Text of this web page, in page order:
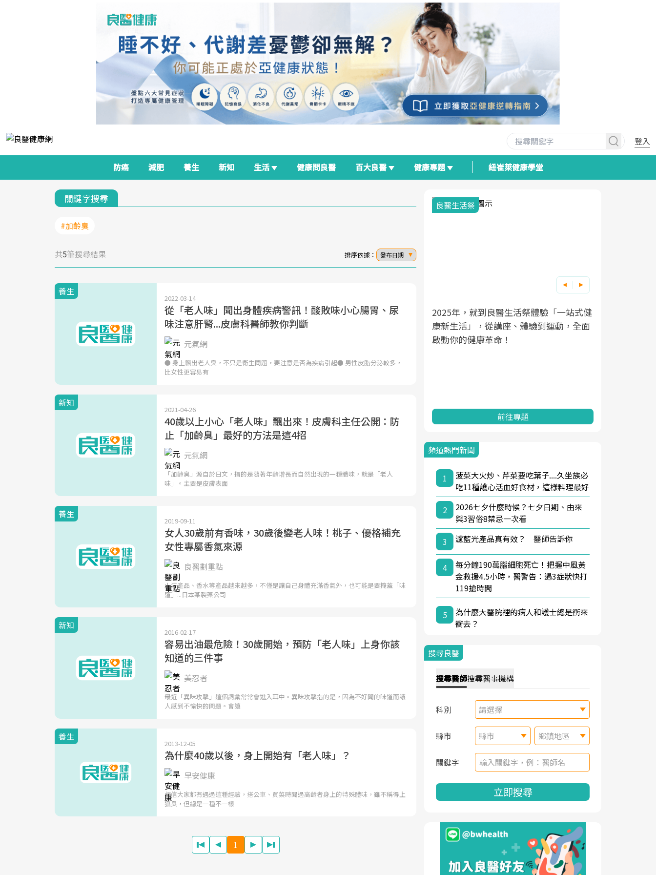
登入
防癌 減肥 養生 新知 生活 健康問良醫 百大良醫 健康專題 紐崔萊健康學堂
關鍵字搜尋
#加齡臭
共5筆搜尋結果 排序依據： 發布日期
養生
2022-03-14
從「老人味」聞出身體疾病警訊！酸敗味小心腸胃、尿
味注意肝腎...皮膚科醫師教你判斷
元氣網
● 身上飄出老人臭，不只是衛生問題，要注意是否為疾病引起● 男性皮脂分泌較多，
比女性更容易有
新知
2021-04-26
40歲以上小心「老人味」飄出來！皮膚科主任公開：防
止「加齡臭」最好的方法是這4招
元氣網
「加齡臭」源自於日文，指的是隨著年齡增長而自然出現的一種體味，就是「老人
味」。主要是皮膚表面
養生
2019-09-11
女人30歲前有香味，30歲後變老人味！桃子、優格補充
女性專屬香氣來源
良醫劃重點
止汗產品、香水等產品越來越多，不僅是讓自己身體充滿香氣外，也可能是要掩蓋「味
道」...日本某製藥公司
新知
2016-02-17
容易出油最危險！30歲開始，預防「老人味」上身你該
知道的三件事
美忍者
最近「異味攻擊」這個詞彙常常會進入耳中。異味攻擊指的是，因為不好聞的味道而讓
人感到不愉快的問題。會讓
養生
2013-12-05
為什麼40歲以後，身上開始有「老人味」？
早安健康
相信大家都有遇過這種經驗，搭公車、買菜時聞過高齡者身上的特殊體味，雖不稱得上
狐臭，但總是一種不一樣
1
面對超高齡社會的浪潮，台灣正在快速邁
向「健康照護」的新時代。隨著國家政策
心議題。然而，健檢不只是醫療院所的服
前往專題
良醫生活祭
2025年，就到良醫生活祭體驗「一站式健
康新生活」，從講座、體驗到運動，全面
前往專題
我與健康韌性的距離
良醫健康網從「換季的身體變化」出發，
透過醫學觀點與日常感受的對話，建立對
亞健康的認知，進而引導實際的改善行
前往專題
頻道熱門新聞
1
菠菜大火炒、芹菜要吃葉子....久坐族必
吃11種護心活血好食材，這樣料理最好
2
2026七夕什麼時候？七夕日期、由來
與3習俗8禁忌一次看
3
濾藍光產品真有效？ 醫師告訴你
4
每分鐘190萬腦細胞死亡！把握中風黃
金救援4.5小時，醫警告：遇3症狀快打
119搶時間
5
為什麼大醫院裡的病人和護士總是衝來
衝去？
搜尋良醫
搜尋醫師搜尋醫事機構
科別 請選擇
縣市 縣市 鄉鎮地區
關鍵字
立即搜尋